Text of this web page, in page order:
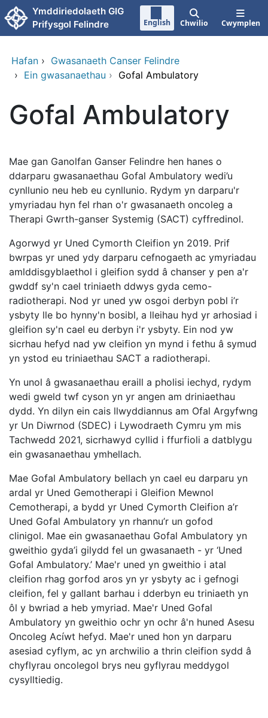
Neidio i'r prif gynnwy
Ymddiriedolaeth GIG
Prifysgol Felindre
English Chwilio Cwymplen
Hafan › Gwasanaeth Canser Felindre
› Ein gwasanaethau › Gofal Ambulatory
Gofal Ambulatory
Mae gan Ganolfan Ganser Felindre hen hanes o
ddarparu gwasanaethau Gofal Ambulatory wedi’u
cynllunio neu heb eu cynllunio. Rydym yn darparu'r
ymyriadau hyn fel rhan o'r gwasanaeth oncoleg a
Therapi Gwrth-ganser Systemig (SACT) cyffredinol.
Agorwyd yr Uned Cymorth Cleifion yn 2019. Prif
bwrpas yr uned ydy darparu cefnogaeth ac ymyriadau
amlddisgyblaethol i gleifion sydd â chanser y pen a'r
gwddf sy'n cael triniaeth ddwys gyda cemo-
radiotherapi. Nod yr uned yw osgoi derbyn pobl i’r
ysbyty lle bo hynny'n bosibl, a lleihau hyd yr arhosiad i
gleifion sy'n cael eu derbyn i'r ysbyty. Ein nod yw
sicrhau hefyd nad yw cleifion yn mynd i fethu â symud
yn ystod eu triniaethau SACT a radiotherapi.
Yn unol â gwasanaethau eraill a pholisi iechyd, rydym
wedi gweld twf cyson yn yr angen am driniaethau
dydd. Yn dilyn ein cais llwyddiannus am Ofal Argyfwng
yr Un Diwrnod (SDEC) i Lywodraeth Cymru ym mis
Tachwedd 2021, sicrhawyd cyllid i ffurfioli a datblygu
ein gwasanaethau ymhellach.
Mae Gofal Ambulatory bellach yn cael eu darparu yn
ardal yr Uned Gemotherapi i Gleifion Mewnol
Cemotherapi, a bydd yr Uned Cymorth Cleifion a’r
Uned Gofal Ambulatory yn rhannu’r un gofod
clinigol. Mae ein gwasanaethau Gofal Ambulatory yn
gweithio gyda’i gilydd fel un gwasanaeth - yr ‘Uned
Gofal Ambulatory.’ Mae'r uned yn gweithio i atal
cleifion rhag gorfod aros yn yr ysbyty ac i gefnogi
cleifion, fel y gallant barhau i dderbyn eu triniaeth yn
ôl y bwriad a heb ymyriad. Mae'r Uned Gofal
Ambulatory yn gweithio ochr yn ochr â'n huned Asesu
Oncoleg Acíwt hefyd. Mae'r uned hon yn darparu
asesiad cyflym, ac yn archwilio a thrin cleifion sydd â
chyflyrau oncolegol brys neu gyflyrau meddygol
cysylltiedig.